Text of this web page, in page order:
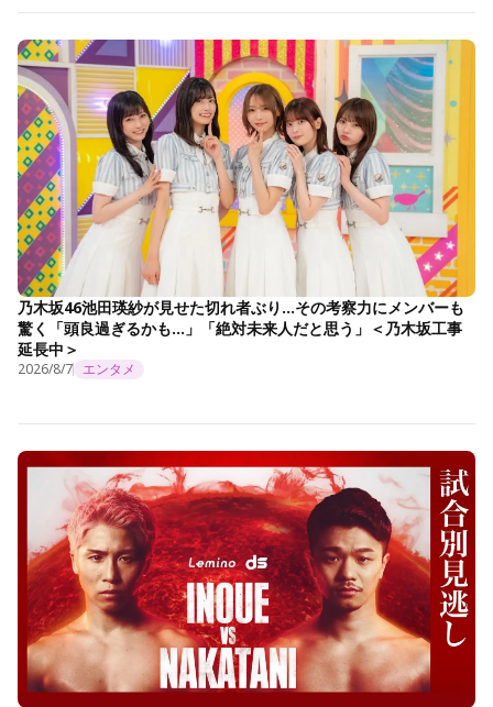
乃木坂46池田瑛紗が見せた切れ者ぶり…その考察力にメンバーも
驚く「頭良過ぎるかも…」「絶対未来人だと思う」＜乃木坂工事
延長中＞
2026/8/7 エンタメ